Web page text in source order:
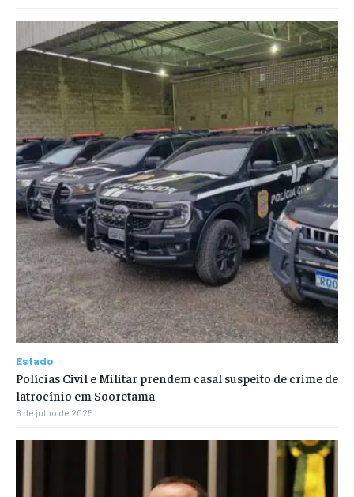
Estado
Polícias Civil e Militar prendem casal suspeito de crime de
latrocínio em Sooretama
8 de julho de 2025